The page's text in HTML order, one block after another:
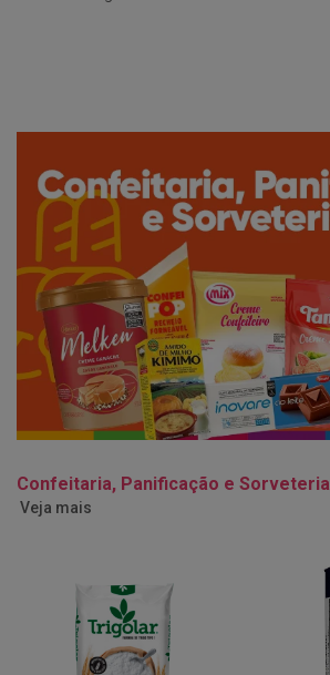
Confeitaria, Panificação e Sorveteria
Veja mais